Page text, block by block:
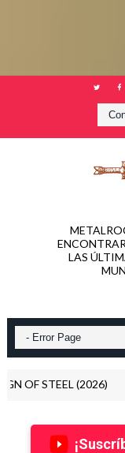
LAS
(2026) 2026